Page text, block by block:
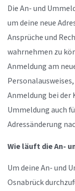
Die An- und
um deine neue
Ansprüche und
wahrnehmen zu
Anmeldung am
Anmeldung bei der
Ummeldung auch
Adressänderung
Wie läuft die An-
Um deine An- und
Osnabrück